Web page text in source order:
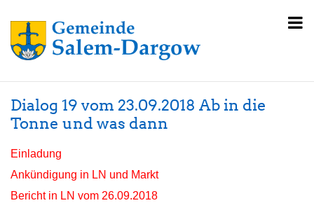
Dialog 19 vom 23.09.2018 Ab in die
Tonne und was dann
Einladung
Ankündigung in LN und Markt
Bericht in LN vom 26.09.2018